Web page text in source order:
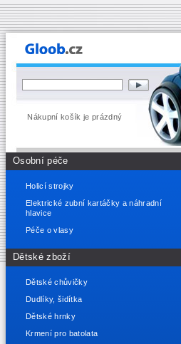
Nákupní košík je prázdný
Osobní péče
Holicí strojky
Elektrické zubní kartáčky a náhradní
hlavice
Péče o vlasy
Dětské zboží
Dětské chůvičky
Dudlíky, šidítka
Dětské hrnky
Krmení pro batolata